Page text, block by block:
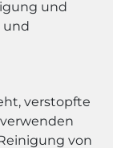
und
und
verstopfte
von